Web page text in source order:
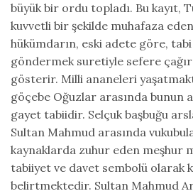
büyük bir ordu topladı. Bu kayıt,
kuvvetli bir şekilde muhafaza
hükümdarın, eski adete göre,
göndermek suretiyle sefere
gösterir. Milli ananeleri
göçebe Oğuzlar arasında bunun
gayet tabiidir. Selçuk başbuğu
Sultan Mahmud arasında
kaynaklarda zuhur eden meşhur
tabiiyet ve davet sembolü olarak
belirtmektedir. Sultan Mahmud